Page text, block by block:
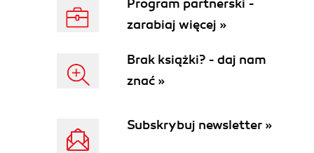
Program partnerski -
zarabiaj więcej »
Brak książki? - daj nam
znać »
Subskrybuj newsletter »